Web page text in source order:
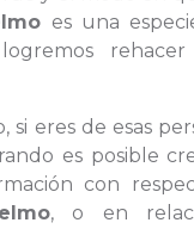
es una
si eres de esas
es posible
con
, o en